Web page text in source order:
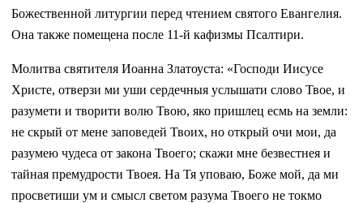
Божественной литургии перед чтением святого Евангелия.
Она также помещена после 11-й кафизмы Псалтири.
Молитва святителя Иоанна Златоуста: «Господи Иисусе
Христе, отверзи ми уши сердечныя услышати слово Твое, и
разумети и творити волю Твою, яко пришлец есмь на земли:
не скрый от мене заповедей Твоих, но открый очи мои, да
разумею чудеса от закона Твоего; скажи мне безвестнея и
тайная премудрости Твоея. На Тя уповаю, Боже мой, да ми
просветиши ум и смысл светом разума Твоего не токмо